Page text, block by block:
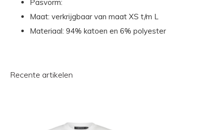
Pasvorm:
Maat: verkrijgbaar van maat XS t/m L
Materiaal: 94% katoen en 6% polyester
Recente artikelen